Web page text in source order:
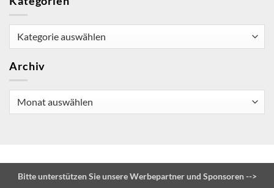
Archiv
Bitte unterstützen Sie unsere Werbepartner und Sponsoren -->